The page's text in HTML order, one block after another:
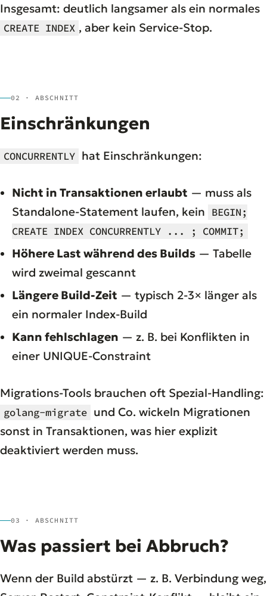
Insgesamt: deutlich langsamer als ein normales
CREATE INDEX , aber kein Service-Stop.
02 · ABSCHNITT
Einschränkungen
CONCURRENTLY hat Einschränkungen:
Nicht in Transaktionen erlaubt — muss als
Standalone-Statement laufen, kein BEGIN;
CREATE INDEX CONCURRENTLY ... ; COMMIT;
Höhere Last während des Builds — Tabelle
wird zweimal gescannt
Längere Build-Zeit — typisch 2-3× länger als
ein normaler Index-Build
Kann fehlschlagen — z. B. bei Konflikten in
einer UNIQUE-Constraint
Migrations-Tools brauchen oft Spezial-Handling:
golang-migrate und Co. wickeln Migrationen
sonst in Transaktionen, was hier explizit
deaktiviert werden muss.
03 · ABSCHNITT
Was passiert bei Abbruch?
Wenn der Build abstürzt — z. B. Verbindung weg,